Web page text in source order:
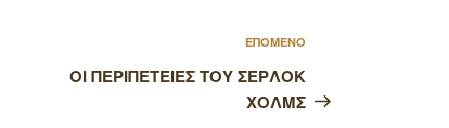
ΕΠΟΜΕΝΟ
ΟΙ ΠΕΡΙΠΕΤΕΙΕΣ ΤΟΥ ΣΕΡΛΟΚ
ΧΟΛΜΣ